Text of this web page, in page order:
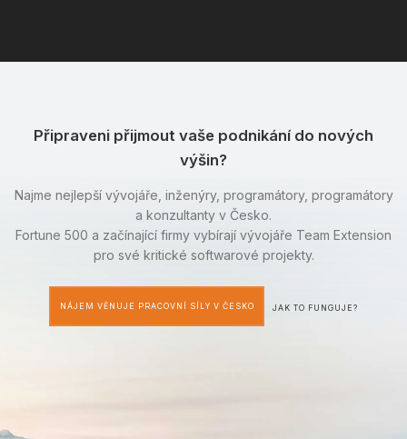
Připraveni přijmout vaše podnikání do nových
výšin?
Najme nejlepší vývojáře, inženýry, programátory, programátory
a konzultanty v Česko.
Fortune 500 a začínající firmy vybírají vývojáře Team Extension
pro své kritické softwarové projekty.
NÁJEM VĚNUJE PRACOVNÍ SÍLY V ČESKO JAK TO FUNGUJE?